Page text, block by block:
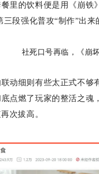
里的饮料便是用《崩铁
三段强化普攻“制作”出来
动细则有些太正式不够
点燃了玩家的整活之魂
次拔高。